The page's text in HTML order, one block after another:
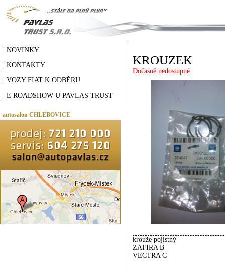
| NOVINKY
| KONTAKTY
| VOZY FIAT K ODBĚRU
| E ROADSHOW U PAVLAS TRUST
autosalon CHLEBOVICE
KROUZEK
Dočasně nedostupné
krouže pojistný
ZAFIRA B
VECTRA C